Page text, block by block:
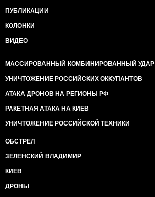
ПУБЛИКАЦИИ
КОЛОНКИ
ВИДЕО
МАССИРОВАННЫЙ КОМБИНИРОВАННЫЙ УДАР
УНИЧТОЖЕНИЕ РОССИЙСКИХ ОККУПАНТОВ
АТАКА ДРОНОВ НА РЕГИОНЫ РФ
РАКЕТНАЯ АТАКА НА КИЕВ
УНИЧТОЖЕНИЕ РОССИЙСКОЙ ТЕХНИКИ
ОБСТРЕЛ
ЗЕЛЕНСКИЙ ВЛАДИМИР
КИЕВ
ДРОНЫ